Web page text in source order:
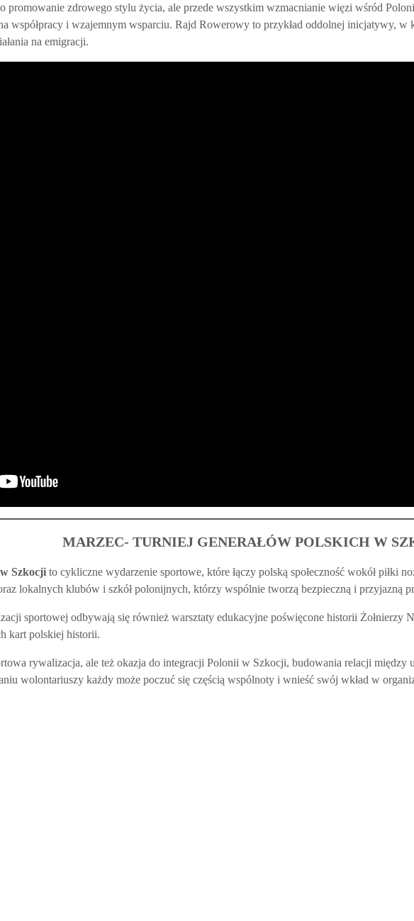
promowanie zdrowego stylu życia, ale przede wszystkim wzmacnianie więzi wśród
współpracy i wzajemnym wsparciu. Rajd Rowerowy to przykład oddolnej inicjatywy, w
na emigracji.
MARZEC- TURNIEJ GENERAŁÓW POLSKICH W
Szkocji to cykliczne wydarzenie sportowe, które łączy polską społeczność wokół piłki
lokalnych klubów i szkół polonijnych, którzy wspólnie tworzą bezpieczną i przyjazną
sportowej odbywają się również warsztaty edukacyjne poświęcone historii Żołnierzy
kart polskiej historii.
rywalizacja, ale też okazja do integracji Polonii w Szkocji, budowania relacji między
wolontariuszy każdy może poczuć się częścią wspólnoty i wnieść swój wkład w